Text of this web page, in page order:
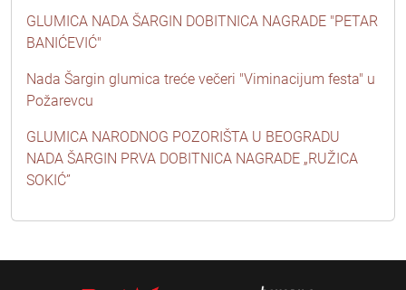
GLUMICA NADA ŠARGIN DOBITNICA NAGRADE "PETAR
BANIĆEVIĆ"
Nada Šargin glumica treće večeri "Viminacijum festa" u
Požarevcu
GLUMICA NARODNOG POZORIŠTA U BEOGRADU
NADA ŠARGIN PRVA DOBITNICA NAGRADE „RUŽICA
SOKIĆ”